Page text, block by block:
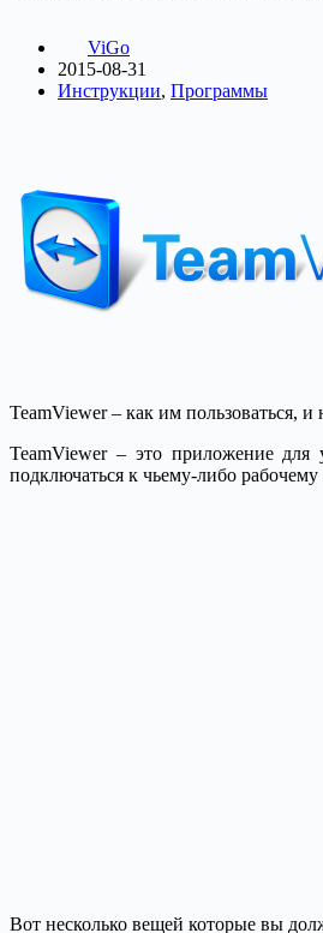
ViGo
2015-08-31
Инструкции, Программы
TeamViewer – как им пользоваться, и
TeamViewer – это приложение для
подключаться к чьему-либо
Вот несколько вещей которые вы